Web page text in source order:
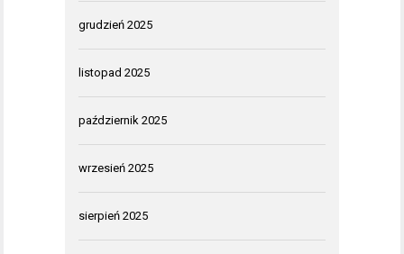
grudzień 2025
listopad 2025
październik 2025
wrzesień 2025
sierpień 2025